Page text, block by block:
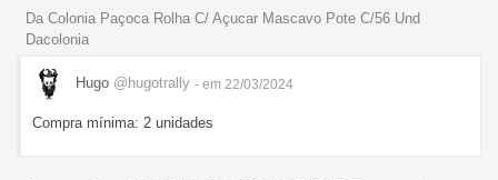
Da Colonia Paçoca Rolha C/ Açucar Mascavo Pote C/56 Und
Dacolonia
Hugo @hugotrally - em 22/03/2024
Compra mínima: 2 unidades